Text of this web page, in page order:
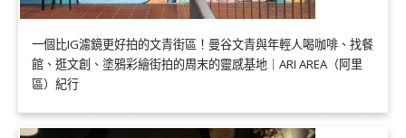
一個比IG濾鏡更好拍的文青街區！曼谷文青與年輕人喝咖啡、找餐
館、逛文創、塗鴉彩繪街拍的周末的靈感基地｜ARI AREA（阿里
區）紀行